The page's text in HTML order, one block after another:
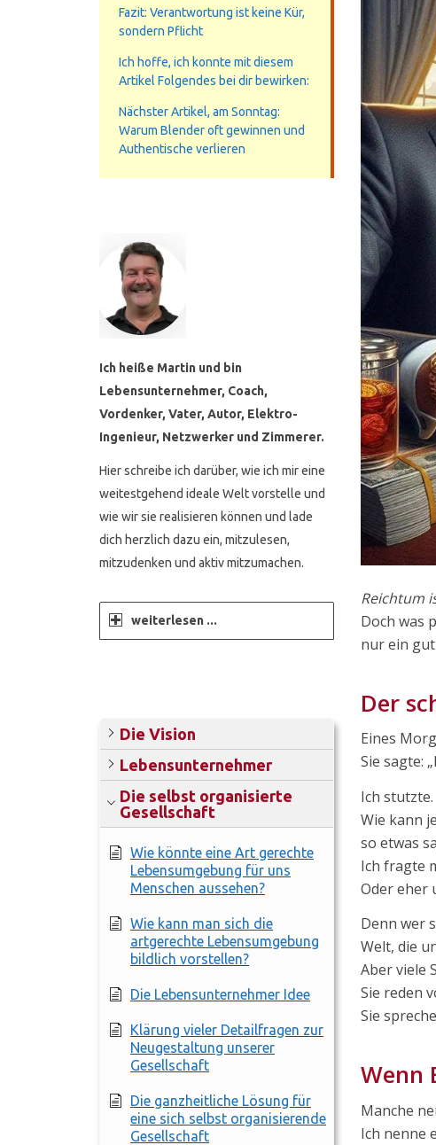
Fazit: Verantwortung ist keine Kür,
sondern Pflicht
Ich hoffe, ich konnte mit diesem
Artikel Folgendes bei dir bewirken:
Nächster Artikel, am Sonntag:
Warum Blender oft gewinnen und
Authentische verlieren
Ich heiße Martin und bin
Lebensunternehmer, Coach,
Vordenker, Vater, Autor, Elektro-
Ingenieur, Netzwerker und Zimmerer.
Hier schreibe ich darüber, wie ich mir eine
weitestgehend ideale Welt vorstelle und
wie wir sie realisieren können und lade
dich herzlich dazu ein, mitzulesen,
mitzudenken und aktiv mitzumachen.
weiterlesen ...
Die Vision
Lebensunternehmer
Die selbst organisierte
Gesellschaft
Wie könnte eine Art gerechte
Lebensumgebung für uns
Menschen aussehen?
Wie kann man sich die
artgerechte Lebensumgebung
bildlich vorstellen?
Die Lebensunternehmer Idee
Klärung vieler Detailfragen zur
Neugestaltung unserer
Gesellschaft
Die ganzheitliche Lösung für
eine sich selbst organisierende
Gesellschaft
Reichtum
Doch was
nur ein
Der
Eines
Sie sagte:
Ich stutzte.
Wie kann
so etwas
Ich fragte
Oder eher
Denn wer
Welt, die
Aber viele
Sie reden
Sie
Wenn
Manche
Ich nenne